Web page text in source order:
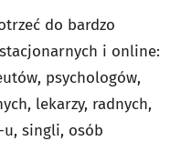
do bardzo
i online:
psychologów,
lekarzy, radnych,
u, singli, osób